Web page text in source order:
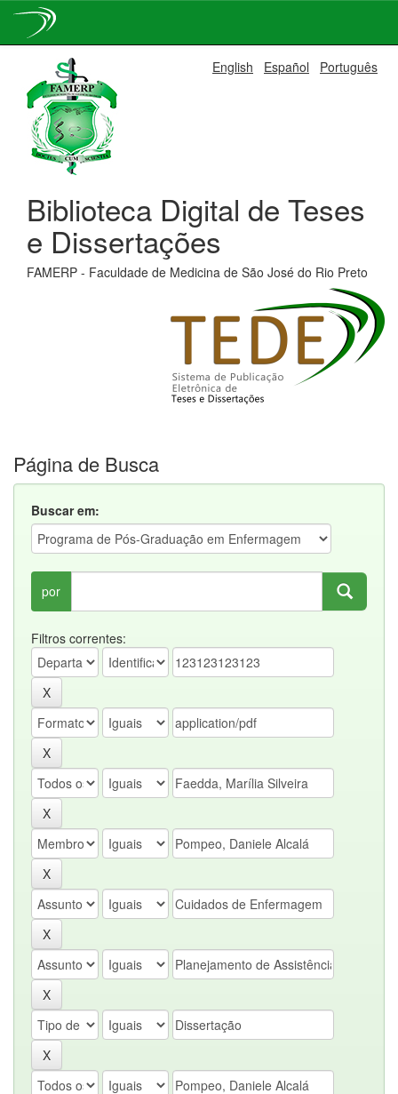
navigation
English Español Português
Biblioteca Digital de Teses
e Dissertações
FAMERP - Faculdade de Medicina de São José do Rio Preto
Página de Busca
Buscar em:
por
Filtros correntes: